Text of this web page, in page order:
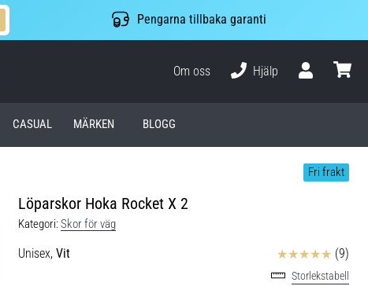
Pengarna tillbaka garanti
Om oss
Hjälp
CASUAL MÄRKEN BLOGG
Fri frakt
Löparskor Hoka Rocket X 2
Kategori:Skor för väg
Unisex, Vit Recensioner (9)
Storlekstabell